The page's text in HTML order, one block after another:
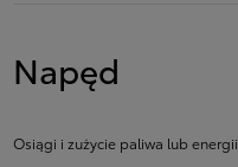
Napęd
Osiągi i zużycie paliwa lub energii